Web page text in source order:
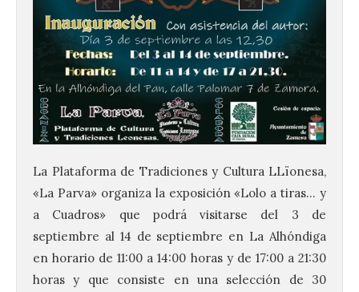
La Plataforma de Tradiciones y Cultura LLïonesa,
«La Parva» organiza la exposición «Lolo a tiras… y
a Cuadros» que podrá visitarse del 3 de
septiembre al 14 de septiembre en La Alhóndiga
en horario de 11:00 a 14:00 horas y de 17:00 a 21:30
horas y que consiste en una selección de 30